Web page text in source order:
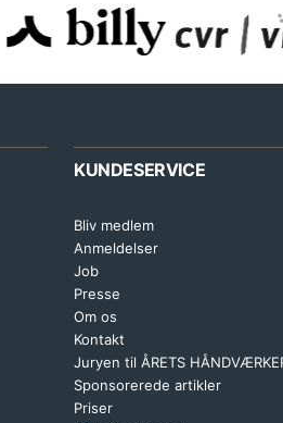
KUNDESERVICE
Bliv medlem
Anmeldelser
Job
Presse
Om os
Kontakt
Juryen til ÅRETS
Sponsorerede artikler
Priser